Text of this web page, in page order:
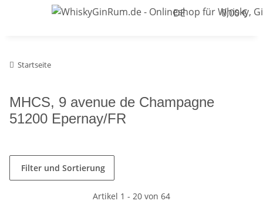
DE 0,00 €
Startseite
MHCS, 9 avenue de Champagne
51200 Epernay/FR
Filter und Sortierung
Artikel 1 - 20 von 64